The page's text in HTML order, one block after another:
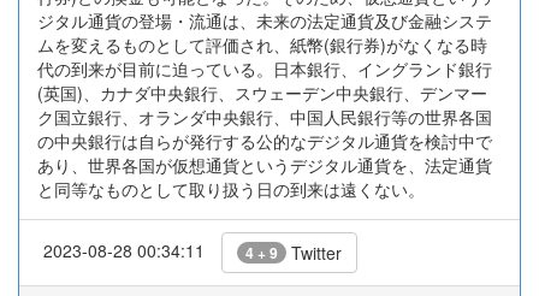
ジタル通貨の登場・流通は、未来の法定通貨及び金融システ
ムを変えるものとして評価され、紙幣(銀行券)がなくなる時
代の到来が目前に迫っている。日本銀行、イングランド銀行
(英国)、カナダ中央銀行、スウェーデン中央銀行、デンマー
ク国立銀行、オランダ中央銀行、中国人民銀行等の世界各国
の中央銀行は自らが発行する公的なデジタル通貨を検討中で
あり、世界各国が仮想通貨というデジタル通貨を、法定通貨
と同等なものとして取り扱う日の到来は遠くない。
2023-08-28 00:34:11 4 + 9 Twitter